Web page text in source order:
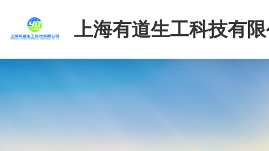
上海有道生工科技有